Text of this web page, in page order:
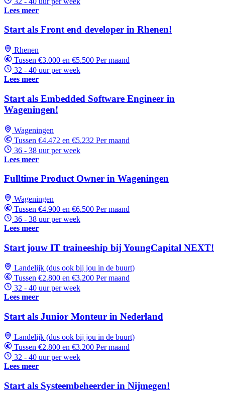
Lees meer
Start als Front end developer in Rhenen!
Rhenen
Tussen €3.000 en €5.500 Per maand
32 - 40 uur per week
Lees meer
Start als Embedded Software Engineer in
Wageningen!
Wageningen
Tussen €4.472 en €5.232 Per maand
36 - 38 uur per week
Lees meer
Fulltime Product Owner in Wageningen
Wageningen
Tussen €4.900 en €6.500 Per maand
36 - 38 uur per week
Lees meer
Start jouw IT traineeship bij YoungCapital NEXT!
Landelijk (dus ook bij jou in de buurt)
Tussen €2.800 en €3.200 Per maand
32 - 40 uur per week
Lees meer
Start als Junior Monteur in Nederland
Landelijk (dus ook bij jou in de buurt)
Tussen €2.800 en €3.200 Per maand
32 - 40 uur per week
Lees meer
Start als Systeembeheerder in Nijmegen!